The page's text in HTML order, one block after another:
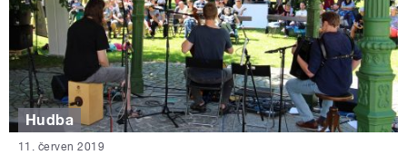
Hudba
11. červen 2019